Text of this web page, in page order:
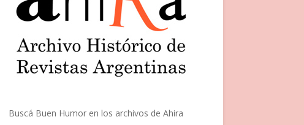
Buscá Buen Humor en los archivos de Ahira